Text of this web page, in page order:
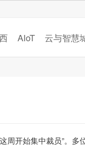
AIoT 云与智慧
周开始集中裁员”。多